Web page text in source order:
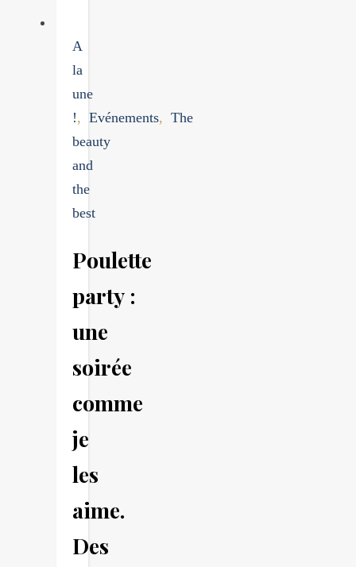
A
la
une
!, Evénements, The
beauty
and
the
best
Poulette
party :
une
soirée
comme
je
les
aime.
Des